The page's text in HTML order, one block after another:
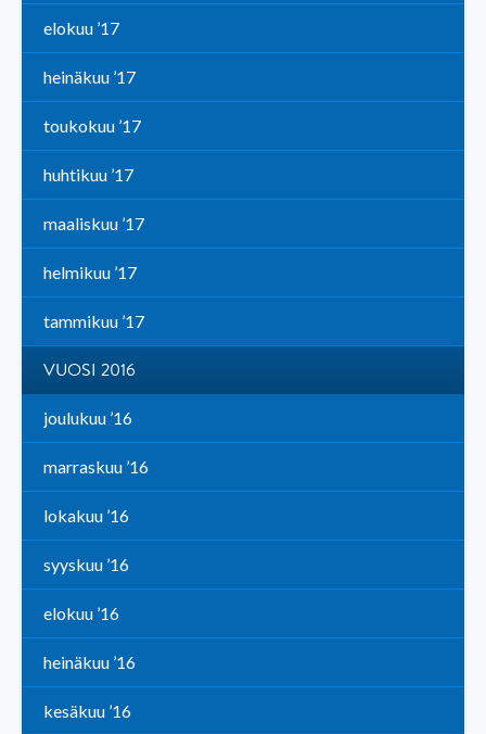
elokuu ’17
heinäkuu ’17
toukokuu ’17
huhtikuu ’17
maaliskuu ’17
helmikuu ’17
tammikuu ’17
VUOSI 2016
joulukuu ’16
marraskuu ’16
lokakuu ’16
syyskuu ’16
elokuu ’16
heinäkuu ’16
kesäkuu ’16